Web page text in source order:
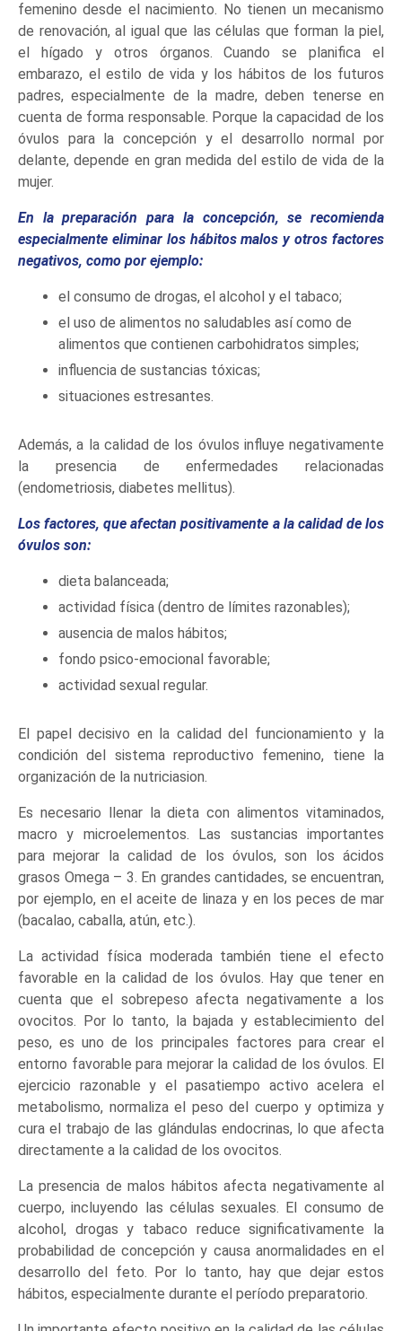
femenino desde el nacimiento. No tienen un mecanismo
de renovación, al igual que las células que forman la piel,
el hígado y otros órganos. Cuando se planifica el
embarazo, el estilo de vida y los hábitos de los futuros
padres, especialmente de la madre, deben tenerse en
cuenta de forma responsable. Porque la capacidad de los
óvulos para la concepción y el desarrollo normal por
delante, depende en gran medida del estilo de vida de la
mujer.
En la preparación para la concepción, se recomienda
especialmente eliminar los hábitos malos y otros factores
negativos, como por ejemplo:
el consumo de drogas, el alcohol y el tabaco;
el uso de alimentos no saludables así como de
alimentos que contienen carbohidratos simples;
influencia de sustancias tóxicas;
situaciones estresantes.
Además, a la calidad de los óvulos influye negativamente
la presencia de enfermedades relacionadas
(endometriosis, diabetes mellitus).
Los factores, que afectan positivamente a la calidad de los
óvulos son:
dieta balanceada;
actividad física (dentro de límites razonables);
ausencia de malos hábitos;
fondo psico-emocional favorable;
actividad sexual regular.
El papel decisivo en la calidad del funcionamiento y la
condición del sistema reproductivo femenino, tiene la
organización de la nutriciasion.
Es necesario llenar la dieta con alimentos vitaminados,
macro y microelementos. Las sustancias importantes
para mejorar la calidad de los óvulos, son los ácidos
grasos Omega – 3. En grandes cantidades, se encuentran,
por ejemplo, en el aceite de linaza y en los peces de mar
(bacalao, caballa, atún, etc.).
La actividad física moderada también tiene el efecto
favorable en la calidad de los óvulos. Hay que tener en
cuenta que el sobrepeso afecta negativamente a los
ovocitos. Por lo tanto, la bajada y establecimiento del
peso, es uno de los principales factores para crear el
entorno favorable para mejorar la calidad de los óvulos. El
ejercicio razonable y el pasatiempo activo acelera el
metabolismo, normaliza el peso del cuerpo y optimiza y
cura el trabajo de las glándulas endocrinas, lo que afecta
directamente a la calidad de los ovocitos.
La presencia de malos hábitos afecta negativamente al
cuerpo, incluyendo las células sexuales. El consumo de
alcohol, drogas y tabaco reduce significativamente la
probabilidad de concepción y causa anormalidades en el
desarrollo del feto. Por lo tanto, hay que dejar estos
hábitos, especialmente durante el período preparatorio.